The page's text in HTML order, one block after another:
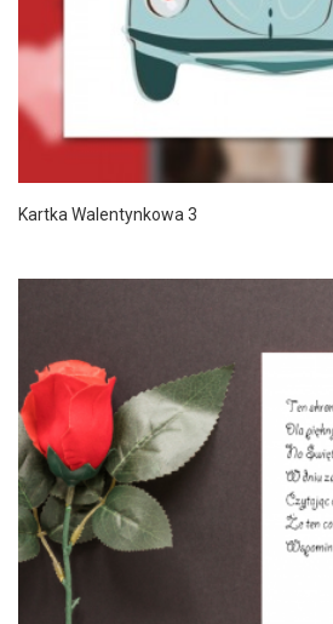
Kartka Walentynkowa 3